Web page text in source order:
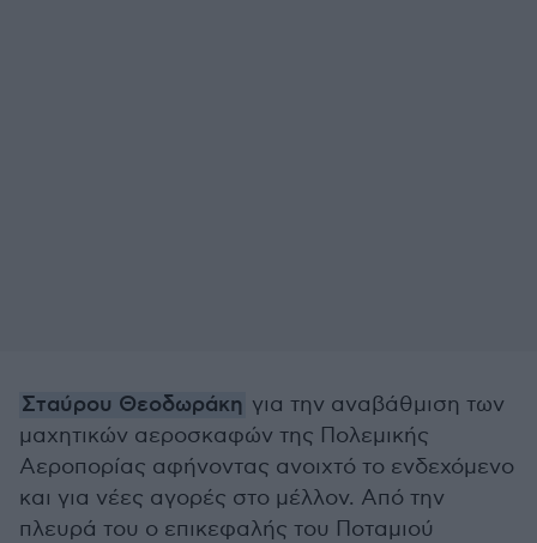
Σταύρου Θεοδωράκη για την αναβάθμιση των
μαχητικών αεροσκαφών της Πολεμικής
Αεροπορίας αφήνοντας ανοιχτό το ενδεχόμενο
και για νέες αγορές στο μέλλον. Από την
πλευρά του ο επικεφαλής του Ποταμιού